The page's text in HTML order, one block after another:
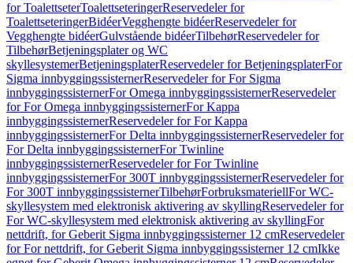
for ToalettseterToalettseteringerReservedeler for
ToalettseteringerBidéerVegghengte bidéerReservedeler for
Vegghengte bidéerGulvstående bidéerTilbehørReservedeler for
TilbehørBetjeningsplater og WC
skyllesystemerBetjeningsplaterReservedeler for BetjeningsplaterFor
Sigma innbyggingssisternerReservedeler for For Sigma
innbyggingssisternerFor Omega innbyggingssisternerReservedeler
for For Omega innbyggingssisternerFor Kappa
innbyggingssisternerReservedeler for For Kappa
innbyggingssisternerFor Delta innbyggingssisternerReservedeler for
For Delta innbyggingssisternerFor Twinline
innbyggingssisternerReservedeler for For Twinline
innbyggingssisternerFor 300T innbyggingssisternerReservedeler for
For 300T innbyggingssisternerTilbehørForbruksmateriellFor WC-
skyllesystem med elektronisk aktivering av skyllingReservedeler for
For WC-skyllesystem med elektronisk aktivering av skyllingFor
nettdrift, for Geberit Sigma innbyggingssisterner 12 cmReservedeler
for For nettdrift, for Geberit Sigma innbyggingssisterner 12 cmIkke